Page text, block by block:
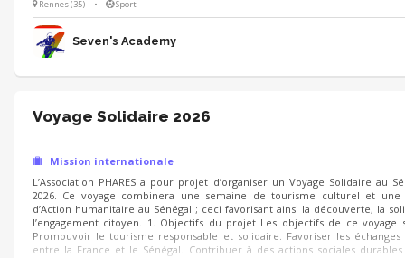
la vision de Seven's Academy et l'impact de nos actions internationales.
et mettre en place des dons mensuels
Rennes (35) • Sport
Seven's Academy
Voyage Solidaire 2026
Mission internationale
L’Association PHARES a pour projet d’organiser un Voyage Solidaire au
2026. Ce voyage combinera une semaine de tourisme culturel et une
d’Action humanitaire au Sénégal ; ceci favorisant ainsi la découverte, la
l’engagement citoyen. 1. Objectifs du projet Les objectifs de ce voyage
Promouvoir le tourisme responsable et solidaire. Favoriser les échanges
entre la France et le Sénégal. Contribuer à des actions sociales